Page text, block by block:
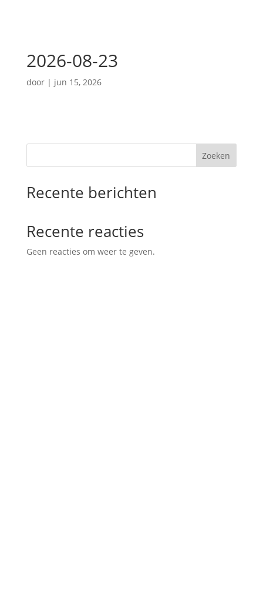
2026-08-23
door | jun 15, 2026
Zoeken
Recente berichten
Recente reacties
Geen reacties om weer te geven.